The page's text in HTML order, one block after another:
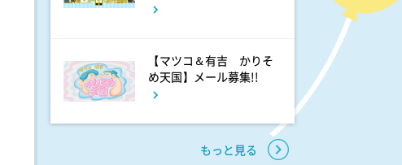
【マツコ＆有吉 かりそ
め天国】メール募集!!
もっと見る